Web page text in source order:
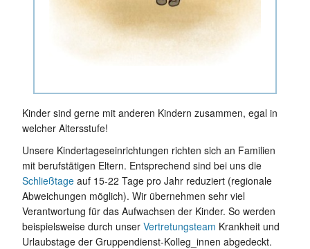
Kinder sind gerne mit anderen Kindern zusammen, egal in
welcher Altersstufe!
Unsere Kindertageseinrichtungen richten sich an Familien
mit berufstätigen Eltern. Entsprechend sind bei uns die
Schließtage auf 15-22 Tage pro Jahr reduziert (regionale
Abweichungen möglich). Wir übernehmen sehr viel
Verantwortung für das Aufwachsen der Kinder. So werden
beispielsweise durch unser Vertretungsteam Krankheit und
Urlaubstage der Gruppendienst-Kolleg_innen abgedeckt.